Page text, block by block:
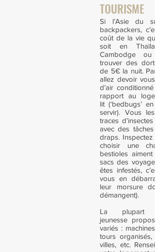
TOURISME
Si l’Asie du
backpackers,
coût de la vie
soit en
Cambodge
trouver des
de 5€ la nuit.
allez devoir
d’air
rapport au
lit (‘bedbugs’
servir). Vous
traces
avec des
draps.
choisir une
bestioles
sacs des
êtes infestés,
vous en
leur morsure
démangent).
La plupart
jeunesse
variés :
tours
villes, etc.